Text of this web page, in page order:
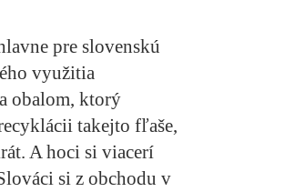
pre slovenskú
využitia
obalom, ktorý
takejto fľaše,
A hoci si viacerí
si z obchodu v